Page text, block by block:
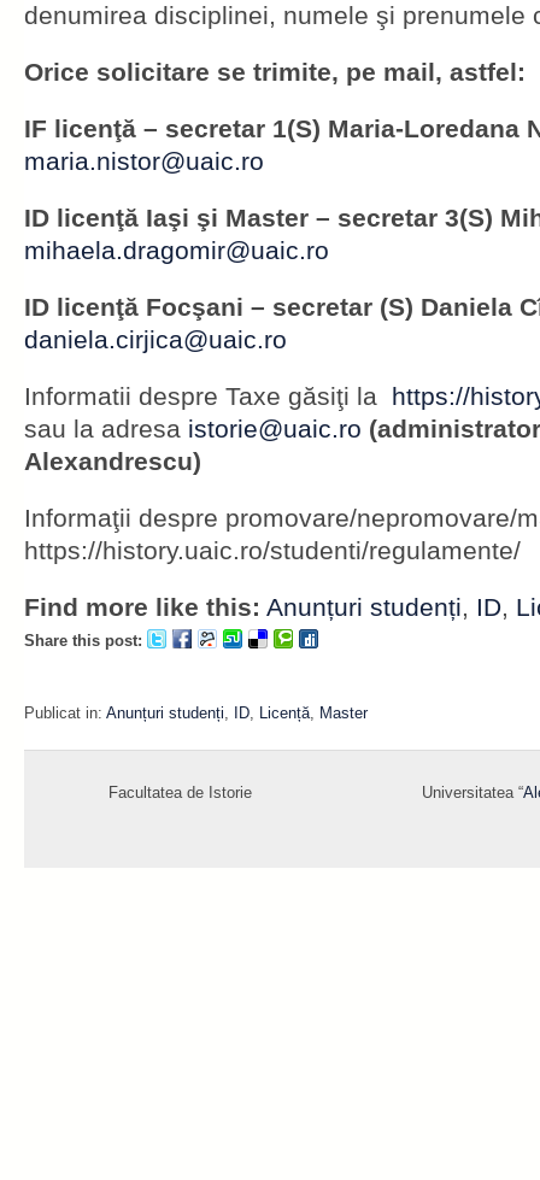
denumirea disciplinei, numele şi prenumele
Orice solicitare se trimite, pe mail, astfel:
IF licenţă – secretar 1(S) Maria-Loredana
maria.nistor@uaic.ro
ID licenţă Iaşi şi Master – secretar 3(S)
mihaela.dragomir@uaic.ro
ID licenţă Focşani – secretar (S) Daniela
daniela.cirjica@uaic.ro
Informatii despre Taxe găsiţi la https://
sau la adresa istorie@uaic.ro
Alexandrescu)
Informaţii despre promovare/nepromovare/
https://history.uaic.ro/studenti/regulamente/
Find more like this: Anunțuri studenți, ID,
Share this post:
Publicat in: Anunțuri studenți, ID, Licență, Master
Facultatea de Istorie Universitatea “